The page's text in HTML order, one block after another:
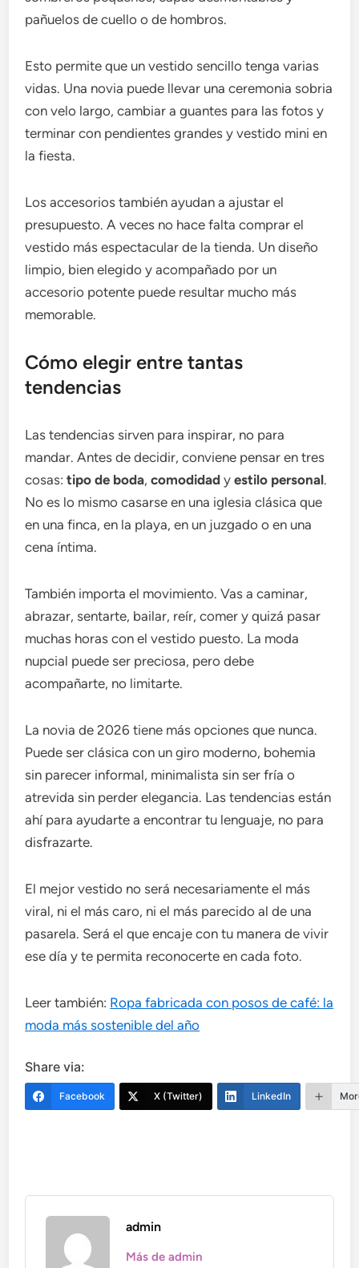
pañuelos de cuello o de hombros.
Esto permite que un vestido sencillo tenga varias
vidas. Una novia puede llevar una ceremonia sobria
con velo largo, cambiar a guantes para las fotos y
terminar con pendientes grandes y vestido mini en
la fiesta.
Los accesorios también ayudan a ajustar el
presupuesto. A veces no hace falta comprar el
vestido más espectacular de la tienda. Un diseño
limpio, bien elegido y acompañado por un
accesorio potente puede resultar mucho más
memorable.
Cómo elegir entre tantas
tendencias
Las tendencias sirven para inspirar, no para
mandar. Antes de decidir, conviene pensar en tres
cosas:tipo de boda,comodidad yestilo personal.
No es lo mismo casarse en una iglesia clásica que
en una finca, en la playa, en un juzgado o en una
cena íntima.
También importa el movimiento. Vas a caminar,
abrazar, sentarte, bailar, reír, comer y quizá pasar
muchas horas con el vestido puesto. La moda
nupcial puede ser preciosa, pero debe
acompañarte, no limitarte.
La novia de 2026 tiene más opciones que nunca.
Puede ser clásica con un giro moderno, bohemia
sin parecer informal, minimalista sin ser fría o
atrevida sin perder elegancia. Las tendencias están
ahí para ayudarte a encontrar tu lenguaje, no para
disfrazarte.
El mejor vestido no será necesariamente el más
viral, ni el más caro, ni el más parecido al de una
pasarela. Será el que encaje con tu manera de vivir
ese día y te permita reconocerte en cada foto.
Leer también: Ropa fabricada con posos de café: la
moda más sostenible del año
Share via:
Facebook X (Twitter) LinkedIn
admin
Más de admin